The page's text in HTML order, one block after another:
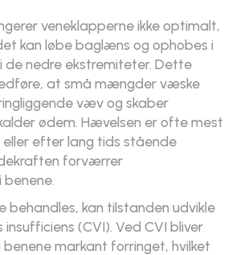
veneklapperne ikke optimalt,
kan løbe baglæns og ophobes i
de nedre ekstremiteter. Dette
at små mængder væske
væv og skaber
ødem. Hævelsen er ofte mest
efter lang tids stående
forværrer
benene.
behandles, kan tilstanden udvikle
insufficiens (CVI). Ved CVI bliver
markant forringet, hvilket